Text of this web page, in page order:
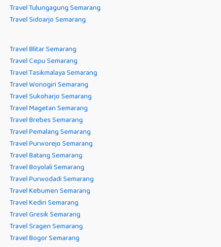
Travel Tulungagung Semarang
Travel Sidoarjo Semarang
Travel Blitar Semarang
Travel Cepu Semarang
Travel Tasikmalaya Semarang
Travel Wonogiri Semarang
Travel Sukoharjo Semarang
Travel Magetan Semarang
Travel Brebes Semarang
Travel Pemalang Semarang
Travel Purworejo Semarang
Travel Batang Semarang
Travel Boyolali Semarang
Travel Purwodadi Semarang
Travel Kebumen Semarang
Travel Kediri Semarang
Travel Gresik Semarang
Travel Sragen Semarang
Travel Bogor Semarang